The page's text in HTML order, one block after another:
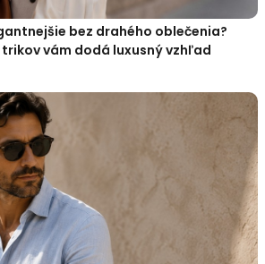
bez drahého oblečenia?
vám dodá luxusný vzhľad